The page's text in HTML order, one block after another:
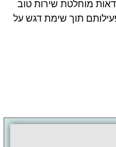
מוחלטת שירות טוב
תוך שימת דגש על